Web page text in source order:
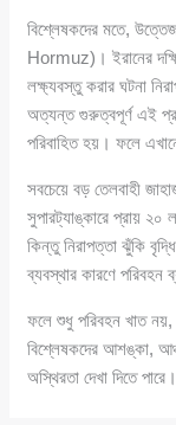
বিশ্লেষকদের মতে,
Hormuz)। ইরানের
লক্ষ্যবস্তু করার ঘটনা
অত্যন্ত গুরুত্বপূর্ণ এই
পরিবাহিত হয়। ফলে
সবচেয়ে বড় তেলবাহী
সুপারট্যাঙ্কারে প্রায়
কিন্তু নিরাপত্তা ঝুঁকি
ব্যবস্থার কারণে পরিবহন
ফলে শুধু পরিবহন খাত নয়,
বিশ্লেষকদের আশঙ্কা,
অস্থিরতা দেখা দিতে পারে।